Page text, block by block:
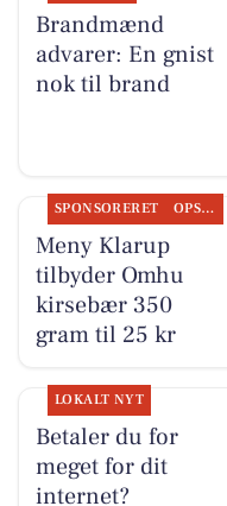
Brandmænd
advarer: En gnist
nok til brand
SPONSORERET OPSLAGSTAVLEN
Meny Klarup
tilbyder Omhu
kirsebær 350
gram til 25 kr
LOKALT NYT
Betaler du for
meget for dit
internet?